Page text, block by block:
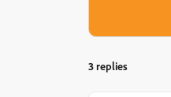
3 replies